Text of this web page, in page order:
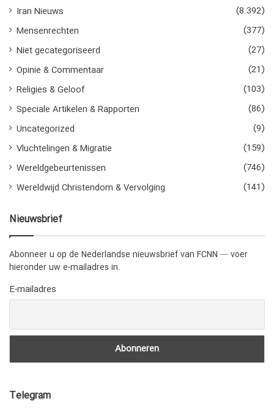
Iran Nieuws
(8.392)
Mensenrechten
(377)
Niet gecategoriseerd
(27)
Opinie & Commentaar
(21)
Religies & Geloof
(103)
Speciale Artikelen & Rapporten
(86)
Uncategorized
(9)
Vluchtelingen & Migratie
(159)
Wereldgebeurtenissen
(746)
Wereldwijd Christendom & Vervolging
(141)
Nieuwsbrief
Abonneer u op de Nederlandse nieuwsbrief van FCNN — voer
hieronder uw e-mailadres in.
E-mailadres
Telegram